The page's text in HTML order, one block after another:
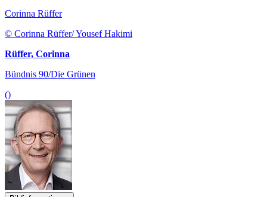
Corinna Rüffer
© Corinna Rüffer/ Yousef Hakimi
Rüffer, Corinna
Bündnis 90/Die Grünen
()